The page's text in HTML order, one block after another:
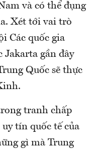
và có thể đụng
Xét tới vai trò
Các quốc gia
gần đây
Quốc sẽ thực
tranh chấp
tín quốc tế của
gì mà Trung